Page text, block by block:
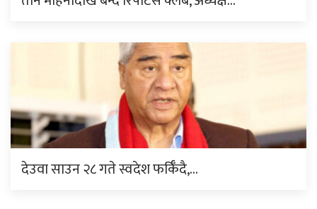
देउवा साउन २८ गते स्वदेश फर्किँदै,…